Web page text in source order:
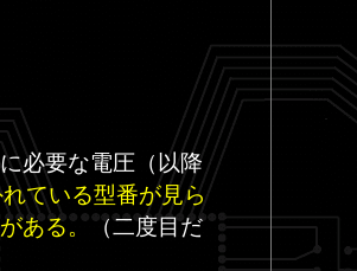
必要な電圧（以降
ている型番が見ら
ある。（二度目だ